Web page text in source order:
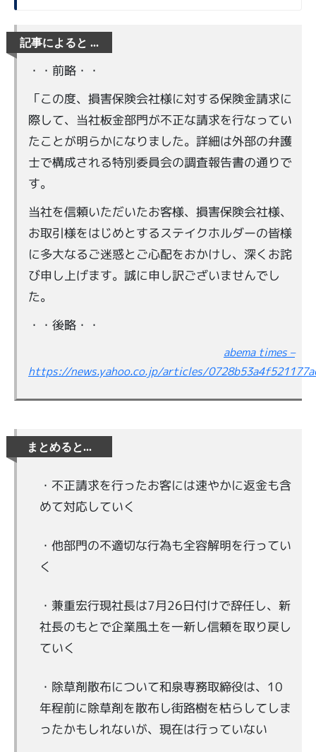
・・前略・・
「この度、損害保険会社様に対する保険金請求に
際して、当社板金部門が不正な請求を行なってい
たことが明らかになりました。詳細は外部の弁護
士で構成される特別委員会の調査報告書の通りで
す。
当社を信頼いただいたお客様、損害保険会社様、
お取引様をはじめとするステイクホルダーの皆様
に多大なるご迷惑とご心配をおかけし、深くお詫
び申し上げます。誠に申し訳ございませんでし
た。
・・後略・・
abema times –
https://news.yahoo.co.jp/articles/
・不正請求を行ったお客には速やかに返金も含
めて対応していく
・他部門の不適切な行為も全容解明を行ってい
く
・兼重宏行現社長は7月26日付けで辞任し、新
社長のもとで企業風土を一新し信頼を取り戻し
ていく
・除草剤散布について和泉専務取締役は、10
年程前に除草剤を散布し街路樹を枯らしてしま
ったかもしれないが、現在は行っていない